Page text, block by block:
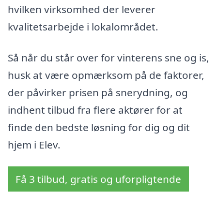
hvilken virksomhed der leverer
kvalitetsarbejde i lokalområdet.
Så når du står over for vinterens sne og is,
husk at være opmærksom på de faktorer,
der påvirker prisen på snerydning, og
indhent tilbud fra flere aktører for at
finde den bedste løsning for dig og dit
hjem i Elev.
Få 3 tilbud, gratis og uforpligtende